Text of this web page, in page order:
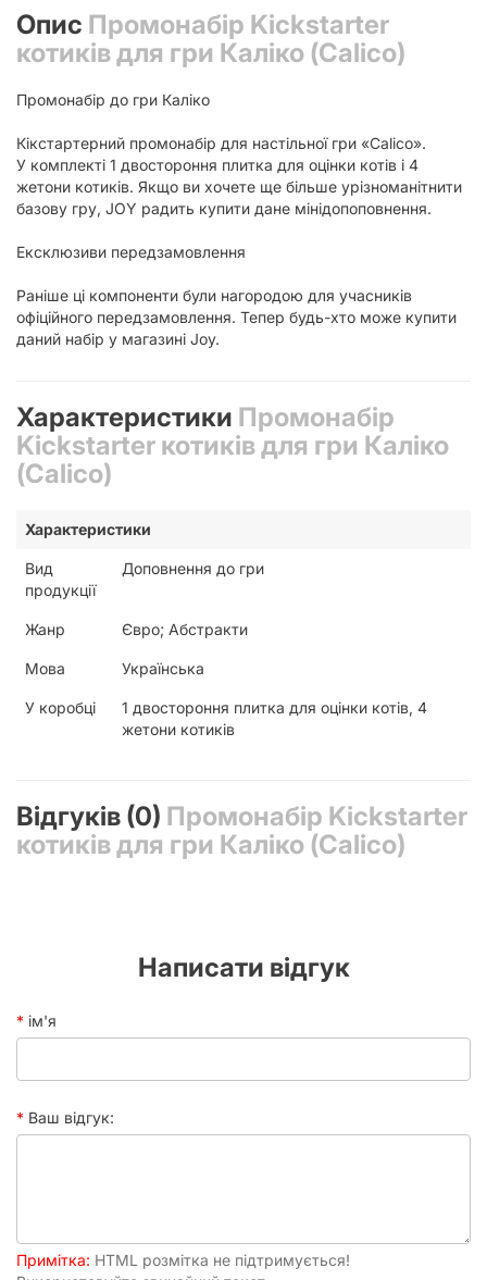
Опис Промонабір Kickstarter
котиків для гри Каліко (Calico)
Промонабір до гри Каліко
Кікстартерний промонабір для настільної гри «Calico».
У комплекті 1 двостороння плитка для оцінки котів і 4
жетони котиків. Якщо ви хочете ще більше урізноманітнити
базову гру, JOY радить купити дане мінідопоповнення.
Ексклюзиви передзамовлення
Раніше ці компоненти були нагородою для учасників
офіційного передзамовлення. Тепер будь-хто може купити
даний набір у магазині Joy.
Характеристики Промонабір
Kickstarter котиків для гри Каліко
(Calico)
Характеристики
Вид
продукції
Доповнення до гри
Жанр Євро; Абстракти
Мова Українська
У коробці
1 двостороння плитка для оцінки котів, 4
жетони котиків
Відгуків (0) Промонабір Kickstarter
котиків для гри Каліко (Calico)
Написати відгук
ім'я
Ваш відгук:
Примітка: HTML розмітка не підтримується!